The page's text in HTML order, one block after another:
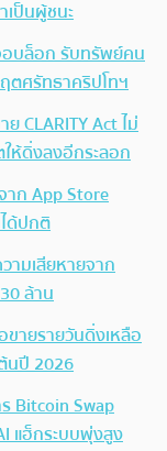
ป็นผู้ชนะ
อบล็อก รับทรัพย์คน
ตศรัทธาคริปโทฯ
CLARITY Act ไม่
ห้ดิ่งลงอีกระลอก
าก App Store
ด้ปกติ
ามเสียหายจาก
ล้าน
ายรายวันดิ่งเหลือ
นปี 2026
Bitcoin Swap
แฮ็กระบบพุ่งสูง